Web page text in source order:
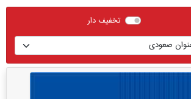
تخفیف دار